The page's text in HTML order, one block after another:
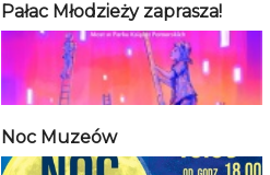
Pałac Młodzieży zaprasza!
Noc Muzeów